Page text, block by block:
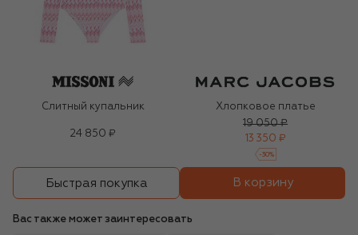
Слитный купальник
24 850 ₽
Хлопковое платье
19 050 ₽
13 350 ₽
-30%
Быстрая покупка В корзину
Вас также может заинтересовать